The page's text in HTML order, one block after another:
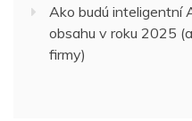
Ako budú inteligentní
obsahu v roku 2025
firmy)